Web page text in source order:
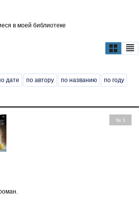
в моей библиотеке
дате по автору по названию по году
№ 1